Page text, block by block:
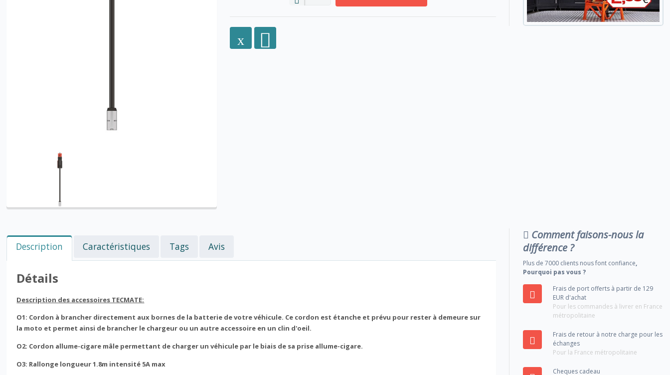
Description Caractéristiques Tags Avis
Détails
Description des accessoires TECMATE:
O1: Cordon à brancher directement aux bornes de la batterie de votre véhicule. Ce cordon est étanche et prévu pour rester à demeure sur
la moto et permet ainsi de brancher le chargeur ou un autre accessoire en un clin d'oeil.
O2: Cordon allume-cigare mâle permettant de charger un véhicule par le biais de sa prise allume-cigare.
O3: Rallonge longueur 1.8m intensité 5A max
Comment faisons-nous la
différence ?
Plus de 7000 clients nous font confiance,
Pourquoi pas vous ?
Frais de port offerts à partir de 129
EUR d'achat
Pour les commandes à livrer en France
métropolitaine
Frais de retour à notre charge pour les
échanges
Pour la France métropolitaine
Cheques cadeau